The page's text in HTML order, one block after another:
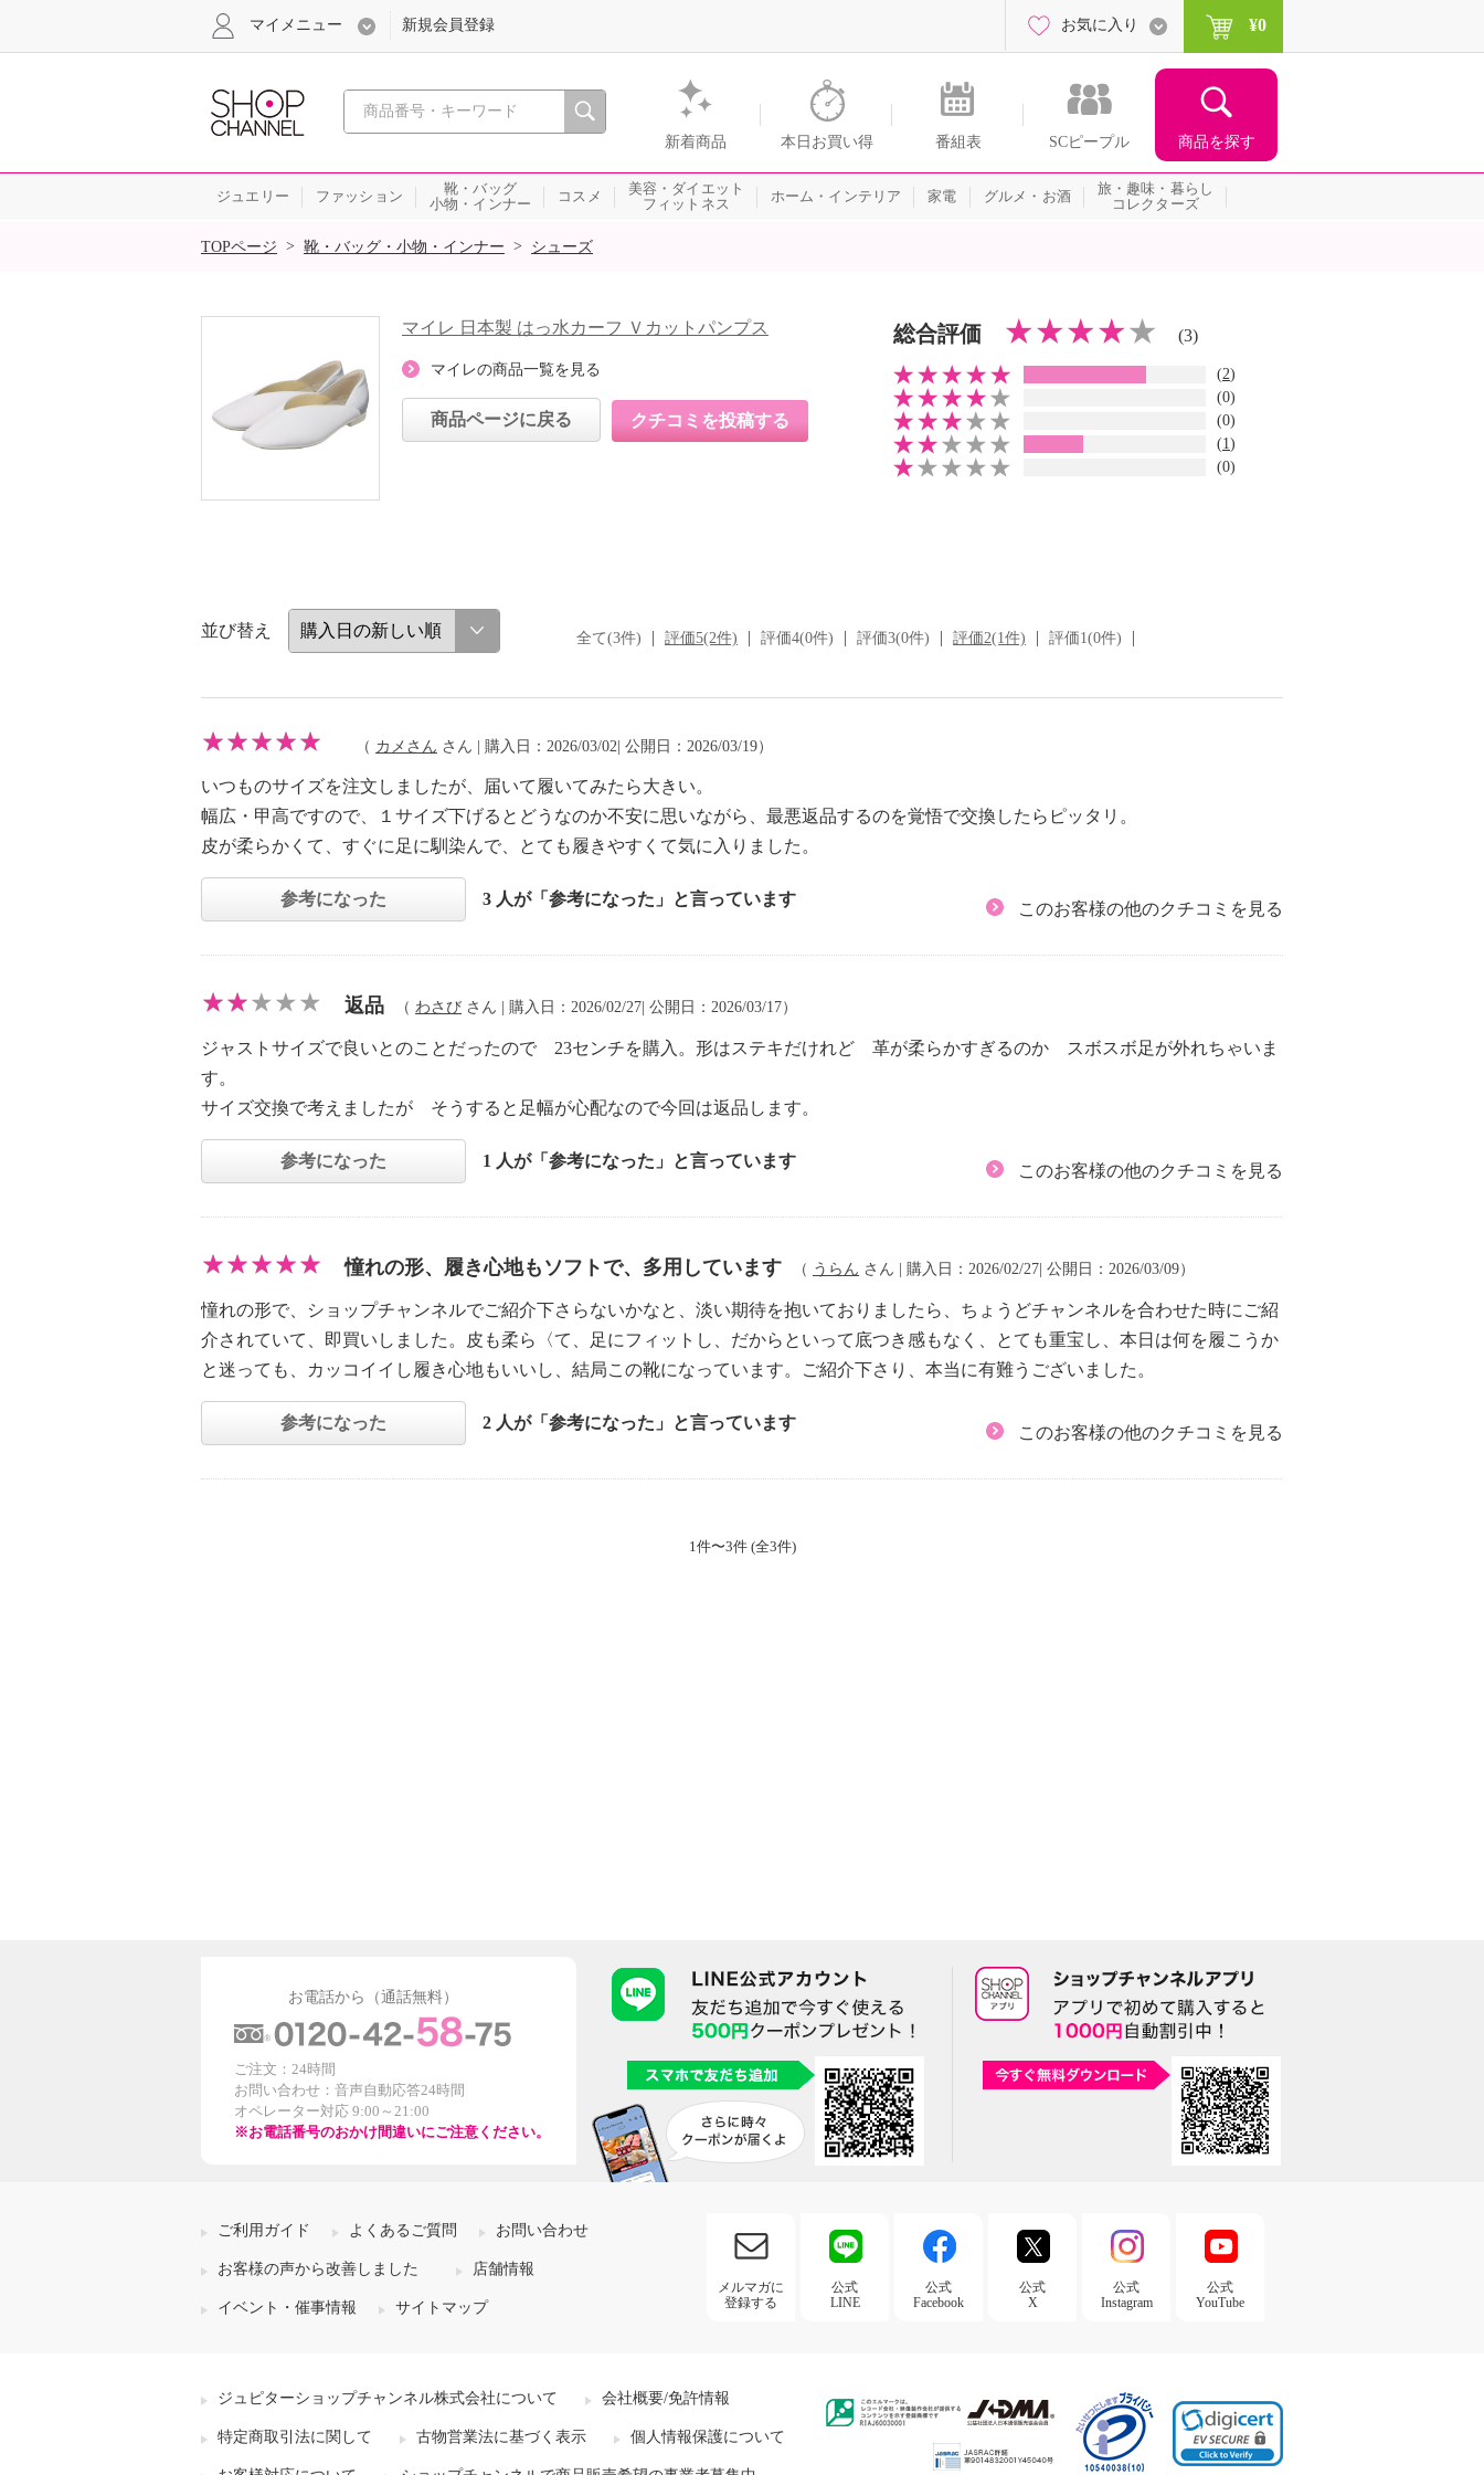
心おどる、瞬間を。通販・テレビショッピングのショップチャンネル
新着商品 本日お買い得 番組表 SCピープル 商品を探す
マイメニュー 新規会員登録 お気に入り ¥0
ジュエリー ファッション
靴・バッグ
小物・インナー
コスメ
美容・ダイエット
フィットネス
ホーム・インテリア 家電 グルメ・お酒
旅・趣味・暮らし
コレクターズ
SALE
TOPページ > 靴・バッグ・小物・インナー > シューズ
マイレ 日本製 はっ水カーフ Ｖカットパンプス
マイレの商品一覧を見る
商品ページに戻る クチコミを投稿する
総合評価 (3)
(2)
(0)
(0)
(1 )
(0)
並び替え 全て(3件) 評価5(2件) 評価4(0件) 評価3(0件) 評価2(1件) 評価1(0件)
（ カメさん さん | 購入日：2026/03/02| 公開日：2026/03/19）
いつものサイズを注文しましたが、届いて履いてみたら大きい。
幅広・甲高ですので、１サイズ下げるとどうなのか不安に思いながら、最悪返品するのを覚悟で交換したらピッタリ。
皮が柔らかくて、すぐに足に馴染んで、とても履きやすくて気に入りました。
参考になった 3 人が「参考になった」と言っています
このお客様の他のクチコミを見る
返品 （ わさび さん | 購入日：2026/02/27| 公開日：2026/03/17）
ジャストサイズで良いとのことだったので 23センチを購入。形はステキだけれど 革が柔らかすぎるのか スボスボ足が外れちゃいま
す。
サイズ交換で考えましたが そうすると足幅が心配なので今回は返品します。
参考になった 1 人が「参考になった」と言っています
このお客様の他のクチコミを見る
憧れの形、履き心地もソフトで、多用しています （ うらん さん | 購入日：2026/02/27| 公開日：2026/03/09）
憧れの形で、ショップチャンネルでご紹介下さらないかなと、淡い期待を抱いておりましたら、ちょうどチャンネルを合わせた時にご紹
介されていて、即買いしました。皮も柔ら〈て、足にフィットし、だからといって底つき感もなく、とても重宝し、本日は何を履こうか
と迷っても、カッコイイし履き心地もいいし、結局この靴になっています。ご紹介下さり、本当に有難うございました。
参考になった 2 人が「参考になった」と言っています
このお客様の他のクチコミを見る
1件〜3件 (全3件)
お電話から（通話無料）
ご注文：24時間
お問い合わせ：音声自動応答24時間
オペレーター対応 9:00～21:00
※お電話番号のおかけ間違いにご注意ください。
ご利用ガイド よくあるご質問 お問い合わせ
お客様の声から改善しました 店舗情報
イベント・催事情報 サイトマップ
メルマガに
登録する
公式
LINE
公式
Facebook
公式
X
公式
Instagram
公式
YouTube
ジュピターショップチャンネル株式会社について 会社概要/免許情報
特定商取引法に関して 古物営業法に基づく表示 個人情報保護について